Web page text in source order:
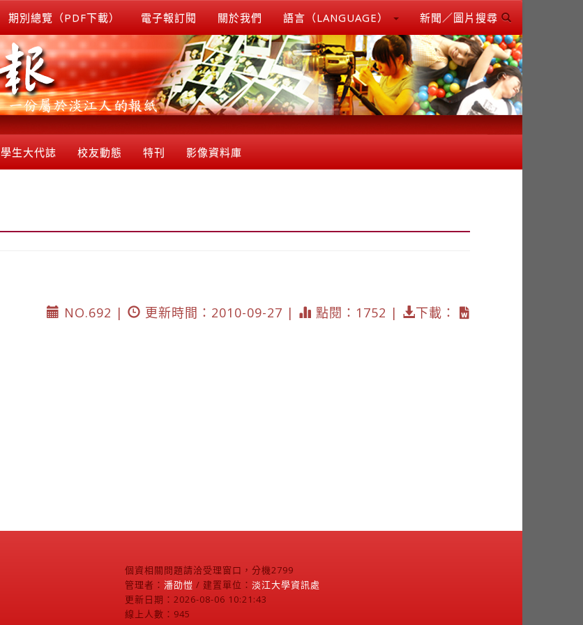
期別總覽（PDF下載） 電子報訂閱 關於我們 語言（LANGUAGE） 新聞／圖片搜尋
學生大代誌 校友動態 特刊 影像資料庫
NO.692 | 更新時間：2010-09-27 | 點閱：1752 | 下載：
個資相關問題請洽受理窗口，分機2799
管理者： 潘劭愷 / 建置單位： 淡江大學資訊處
更新日期：2026-08-06 10:21:43
線上人數：945